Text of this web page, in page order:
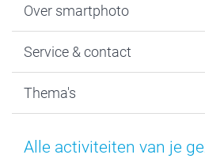
Fotoboeken
Fotocadeaus
Kaarten
Over smartphoto
Vacatures
Bestelproces
Herroepingsrecht
Service & contact
Tevredenheidsgarantie
Mijn orderstatus
Thema's
Baby
Alle activiteiten van je